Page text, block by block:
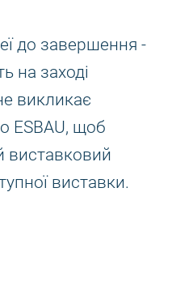
до завершення -
на заході
викликає
ESBAU, щоб
виставковий
виставки.